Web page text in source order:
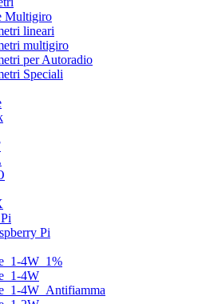
Multigiro
lineari
multigiro
per Autoradio
Speciali
Pi
4W_1%
4W
4W_Antifiamma